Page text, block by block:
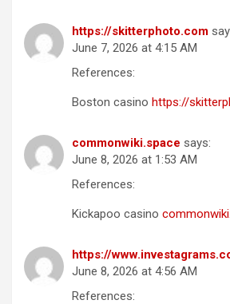
https://skitterphoto.com
June 7, 2026 at 4:15 AM
References:
Boston casino https://
commonwiki.space says:
June 8, 2026 at 1:53 AM
References:
Kickapoo casino
https://
June 8, 2026 at 4:56 AM
References: